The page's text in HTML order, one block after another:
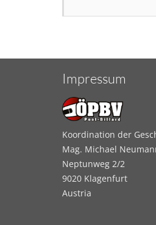
Impressum
Koordination der
Mag. Michael
Neptunweg 2/2
9020 Klagenfurt
Austria